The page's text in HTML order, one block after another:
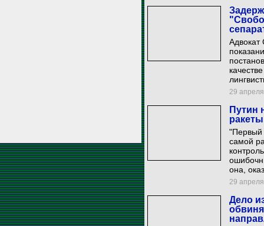
Адвокат
29
Путин
"Первый
самой
она,
29
Дело